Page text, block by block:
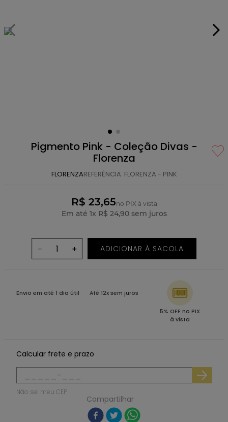
Pigmento Pink - Coleção Divas -
Florenza
FLORENZAREFERÊNCIA: FLORENZA - PINK
R$ 23,65no PIX à vista
Em até 1x R$ 24,90sem juros
＋
－ ADICIONAR À SACOLA
Envio em até 1 dia útil Até 12x sem juros
5% OFF no PIX
à vista
Calcular frete e prazo
Não sei meu CEP
Compartilhar